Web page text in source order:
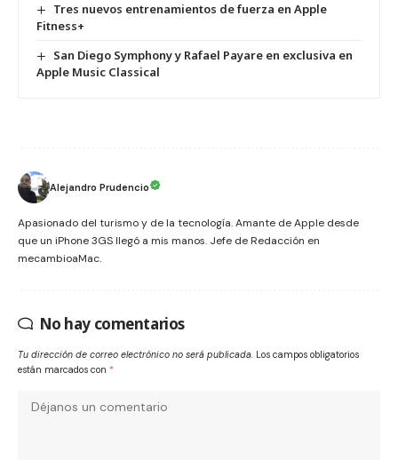
Tres nuevos entrenamientos de fuerza en Apple
Fitness+
San Diego Symphony y Rafael Payare en exclusiva en
Apple Music Classical
Alejandro Prudencio
Apasionado del turismo y de la tecnología. Amante de Apple desde
que un iPhone 3GS llegó a mis manos. Jefe de Redacción en
mecambioaMac.
No hay comentarios
Tu dirección de correo electrónico no será publicada. Los campos obligatorios
están marcados con *